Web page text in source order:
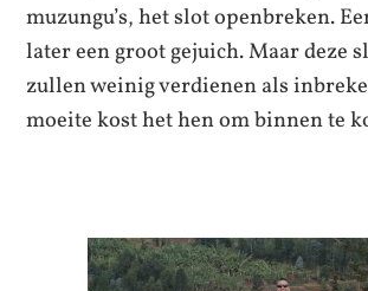
muzungu’s, het slot openbreken.
later een groot gejuich. Maar deze
zullen weinig verdienen als
moeite kost het hen om binnen te